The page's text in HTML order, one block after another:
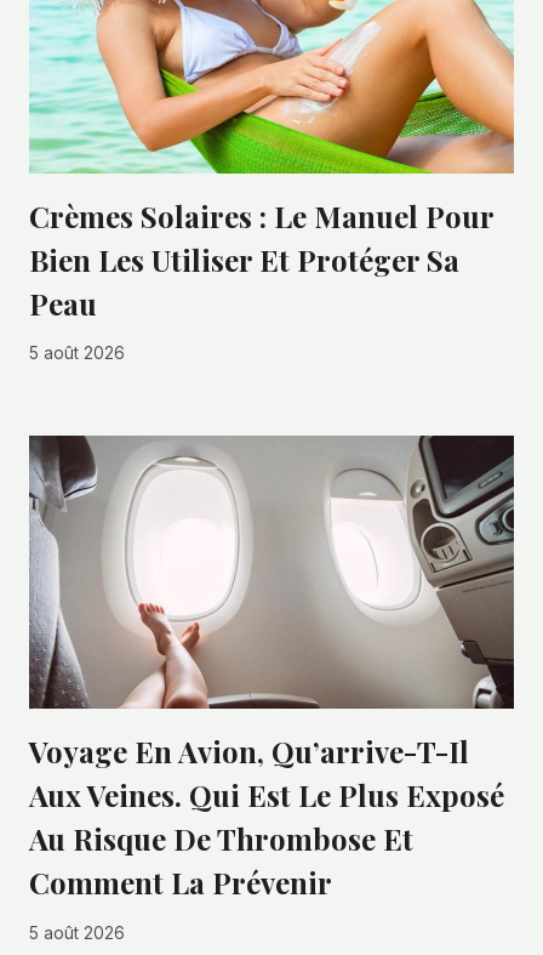
Crèmes Solaires : Le Manuel Pour
Bien Les Utiliser Et Protéger Sa
Peau
5 août 2026
Voyage En Avion, Qu’arrive-T-Il
Aux Veines. Qui Est Le Plus Exposé
Au Risque De Thrombose Et
Comment La Prévenir
5 août 2026